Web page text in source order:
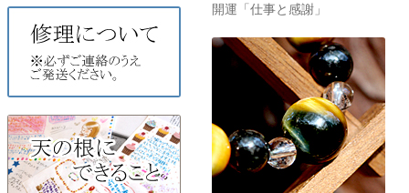
開運「仕事と感謝」